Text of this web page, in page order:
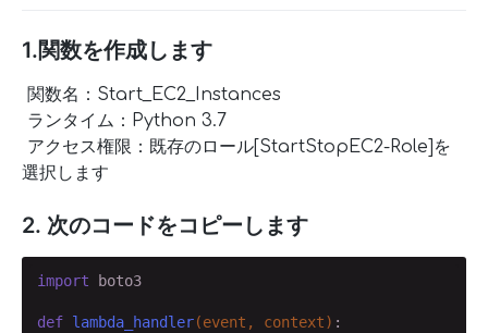
1.関数を作成します
関数名：Start_EC2_Instances
ランタイム：Python 3.7
アクセス権限：既存のロール[StartStopEC2-Role]を
選択します
2. 次のコードをコピーします
import boto3
def lambda_handler(event, context) :